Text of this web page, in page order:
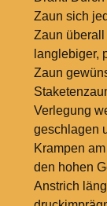
Zaun sich
Zaun
langlebiger,
Zaun
Verlegung
geschlagen
Krampen
den hohen
Anstrich